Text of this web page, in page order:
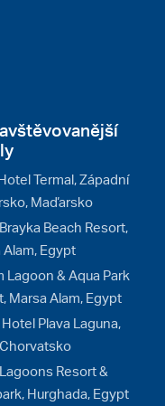
Termal, Západní
Maďarsko
Beach Resort,
Alam, Egypt
Lagoon & Aqua Park
Marsa Alam, Egypt
Plava Laguna,
Resort &
Hurghada, Egypt